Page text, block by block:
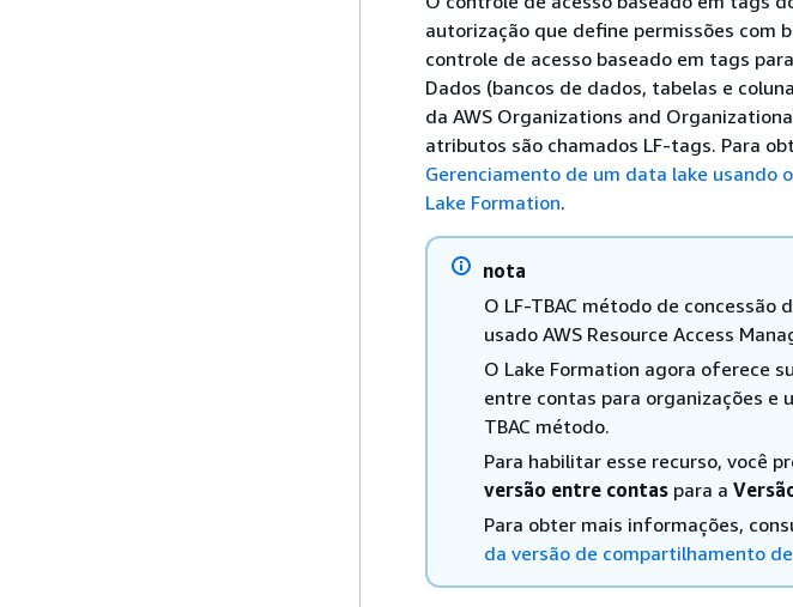
autorização que define permissões com
controle de acesso baseado em tags
Dados (bancos de dados, tabelas e
da AWS Organizations and
atributos são chamados LF-tags. Para
Gerenciamento de um data lake usando
Lake Formation.
nota
O LF-TBAC método de concessão
usado AWS Resource Access
O Lake Formation agora oferece
entre contas para organizações e
TBAC método.
Para habilitar esse recurso, você
versão entre contas para a
Para obter mais informações,
da versão de compartilhamento